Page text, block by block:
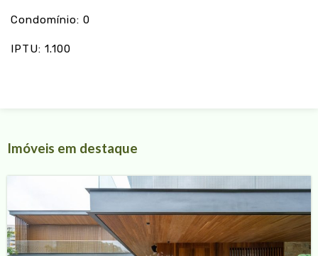
Condomínio: 0
IPTU: 1.100
Imóveis em destaque